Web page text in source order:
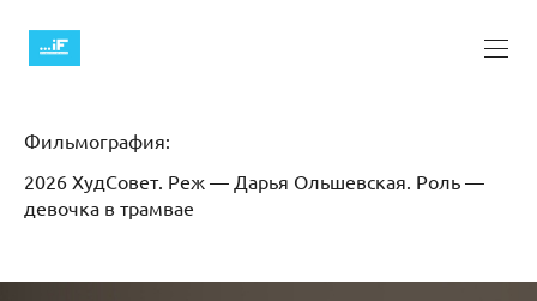
Фильмография:
2026 ХудСовет. Реж — Дарья Ольшевская. Роль —
девочка в трамвае